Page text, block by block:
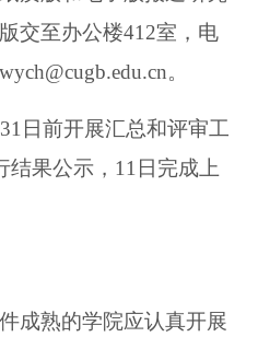
交至办公楼412室，电
wych@cugb.edu.cn。
日前开展汇总和评审工
结果公示， 11日完成上
成熟的学院应认真开展